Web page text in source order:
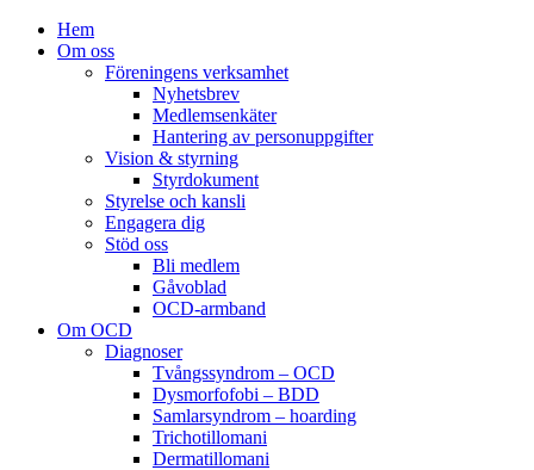
Hem
Om oss
Föreningens verksamhet
Nyhetsbrev
Medlemsenkäter
Hantering av personuppgifter
Vision & styrning
Styrdokument
Styrelse och kansli
Engagera dig
Stöd oss
Bli medlem
Gåvoblad
OCD-armband
Om OCD
Diagnoser
Tvångssyndrom – OCD
Dysmorfofobi – BDD
Samlarsyndrom – hoarding
Trichotillomani
Dermatillomani